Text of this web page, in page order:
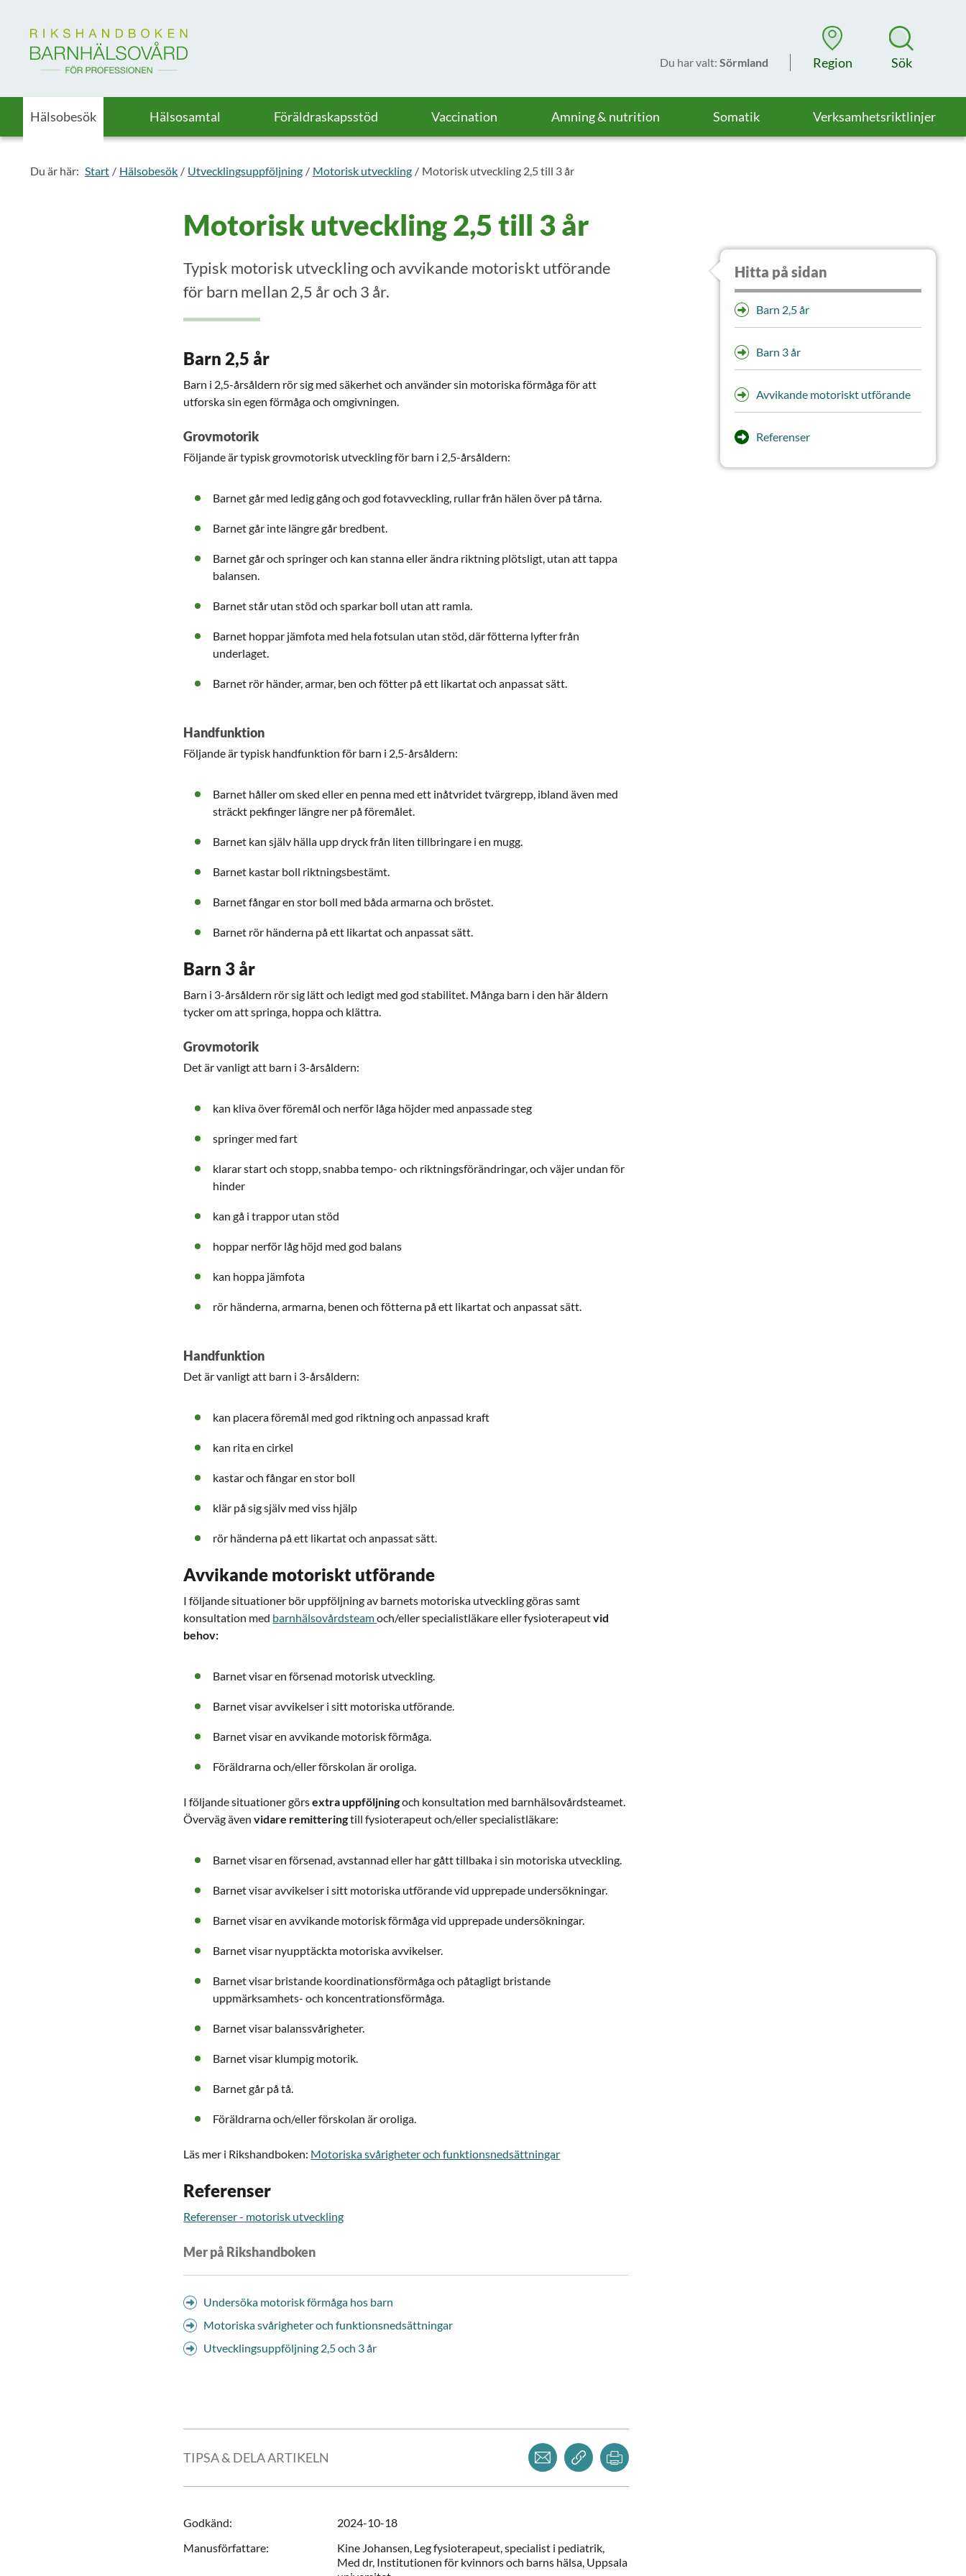
Till startsidan för Rikshandboken i barnhälsovård
Du har valt: Sörmland Region Sök
Hälsobesök Hälsosamtal Föräldraskapsstöd Vaccination Amning & nutrition Somatik Verksamhetsriktlinjer
Du är här: Start Hälsobesök Utvecklingsuppföljning Motorisk utveckling Motorisk utveckling 2,5 till 3 år
Motorisk utveckling 2,5 till 3 år
Typisk motorisk utveckling och avvikande motoriskt utförande
för barn mellan 2,5 år och 3 år.
Barn 2,5 år
Barn i 2,5-årsåldern rör sig med säkerhet och använder sin motoriska förmåga för att
utforska sin egen förmåga och omgivningen.
Grovmotorik
Följande är typisk grovmotorisk utveckling för barn i 2,5-årsåldern:
Barnet går med ledig gång och god fotavveckling, rullar från hälen över på tårna.
Barnet går inte längre går bredbent.
Barnet går och springer och kan stanna eller ändra riktning plötsligt, utan att tappa
balansen.
Barnet står utan stöd och sparkar boll utan att ramla.
Barnet hoppar jämfota med hela fotsulan utan stöd, där fötterna lyfter från
underlaget.
Barnet rör händer, armar, ben och fötter på ett likartat och anpassat sätt.
Handfunktion
Följande är typisk handfunktion för barn i 2,5-årsåldern:
Barnet håller om sked eller en penna med ett inåtvridet tvärgrepp, ibland även med
sträckt pekfinger längre ner på föremålet.
Barnet kan själv hälla upp dryck från liten tillbringare i en mugg.
Barnet kastar boll riktningsbestämt.
Barnet fångar en stor boll med båda armarna och bröstet.
Barnet rör händerna på ett likartat och anpassat sätt.
Barn 3 år
Barn i 3-årsåldern rör sig lätt och ledigt med god stabilitet. Många barn i den här åldern
tycker om att springa, hoppa och klättra.
Grovmotorik
Det är vanligt att barn i 3-årsåldern:
kan kliva över föremål och nerför låga höjder med anpassade steg
springer med fart
klarar start och stopp, snabba tempo- och riktningsförändringar, och väjer undan för
hinder
kan gå i trappor utan stöd
hoppar nerför låg höjd med god balans
kan hoppa jämfota
rör händerna, armarna, benen och fötterna på ett likartat och anpassat sätt.
Handfunktion
Det är vanligt att barn i 3-årsåldern:
kan placera föremål med god riktning och anpassad kraft
kan rita en cirkel
kastar och fångar en stor boll
klär på sig själv med viss hjälp
rör händerna på ett likartat och anpassat sätt.
Avvikande motoriskt utförande
I följande situationer bör uppföljning av barnets motoriska utveckling göras samt
konsultation med barnhälsovårdsteamoch/eller specialistläkare eller fysioterapeutvid
behov:
Barnet visar en försenad motorisk utveckling.
Barnet visar avvikelser i sitt motoriska utförande.
Barnet visar en avvikande motorisk förmåga.
Föräldrarna och/eller förskolan är oroliga.
I följande situationer görsextra uppföljningoch konsultation med barnhälsovårdsteamet.
Överväg ävenvidare remitteringtill fysioterapeut och/eller specialistläkare:
Barnet visar en försenad, avstannad eller har gått tillbaka i sin motoriska utveckling.
Barnet visar avvikelser i sitt motoriska utförande vid upprepade undersökningar.
Barnet visar en avvikande motorisk förmåga vid upprepade undersökningar.
Barnet visar nyupptäckta motoriska avvikelser.
Barnet visar bristande koordinationsförmåga och påtagligt bristande
uppmärksamhets- och koncentrationsförmåga.
Barnet visar balanssvårigheter.
Barnet visar klumpig motorik.
Barnet går på tå.
Föräldrarna och/eller förskolan är oroliga.
Läs mer i Rikshandboken: Motoriska svårigheter och funktionsnedsättningar
Referenser
Referenser - motorisk utveckling
Mer på Rikshandboken
Undersöka motorisk förmåga hos barn
Motoriska svårigheter och funktionsnedsättningar
Utvecklingsuppföljning 2,5 och 3 år
TIPSA & DELA ARTIKELN
Dela via mejlKopiera länk
Godkänd:
2024-10-18
Manusförfattare: Kine Johansen, Leg fysioterapeut, specialist i pediatrik,
Med dr, Institutionen för kvinnors och barns hälsa, Uppsala
Hitta på sidan
Barn 2,5 år
Barn 3 år
Avvikande motoriskt utförande
Referenser